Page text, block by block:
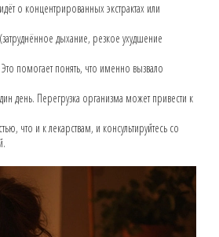
о концентрированных экстрактах или
дыхание, резкое ухудшение
помогает понять, что именно вызвало
день. Перегрузка организма может привести к
что и к лекарствам, и консультируйтесь со